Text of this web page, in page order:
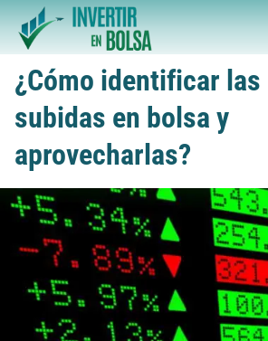
¿Cómo identificar las
subidas en bolsa y
aprovecharlas?